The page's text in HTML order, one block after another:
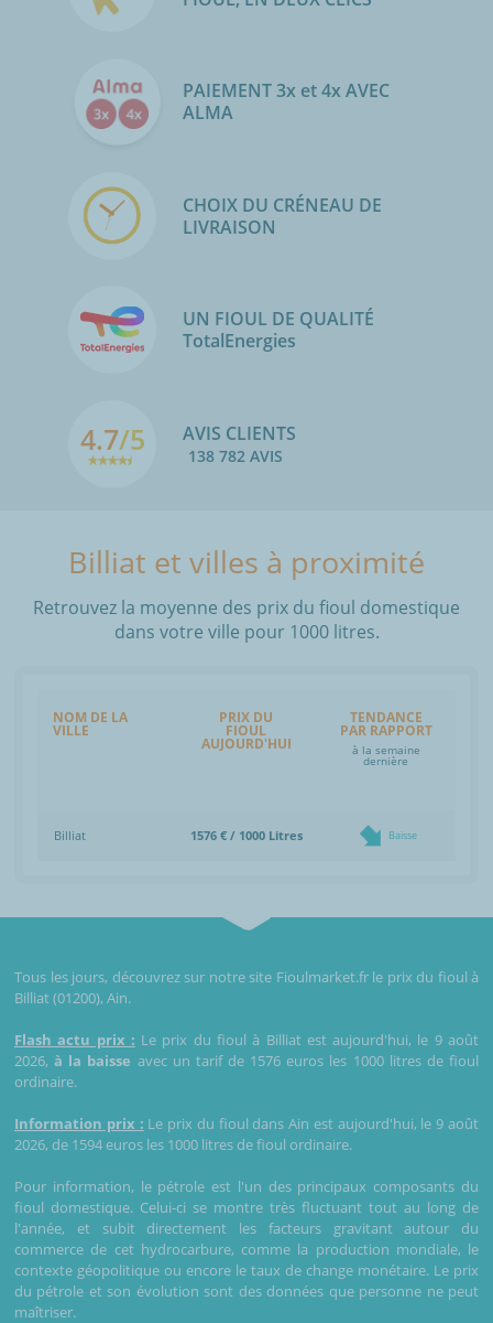
PAIEMENT 3x et 4x AVEC
ALMA
CHOIX DU CRÉNEAU DE
LIVRAISON
UN FIOUL DE QUALITÉ
TotalEnergies
4.7/5 AVIS CLIENTS
138 782 AVIS
Billiat et villes à proximité
Retrouvez la moyenne des prix du fioul domestique
dans votre ville pour 1000 litres.
NOM DE LA
VILLE
PRIX DU
FIOUL
AUJOURD'HUI
TENDANCE
PAR RAPPORT
à la semaine
dernière
Billiat 1576 € / 1000 Litres Baisse
Tous les jours, découvrez sur notre site Fioulmarket.fr le prix du fioul à
Billiat (01200), Ain.
Flash actu prix : Le prix du fioul à Billiat est aujourd'hui, le 9 août
2026,à la baisse avec un tarif de 1576 euros les 1000 litres de fioul
ordinaire.
Information prix : Le prix du fioul dans Ain est aujourd'hui, le 9 août
2026, de 1594 euros les 1000 litres de fioul ordinaire.
Pour information, le pétrole est l'un des principaux composants du
fioul domestique. Celui-ci se montre très fluctuant tout au long de
l'année, et subit directement les facteurs gravitant autour du
commerce de cet hydrocarbure, comme la production mondiale, le
contexte géopolitique ou encore le taux de change monétaire. Le prix
du pétrole et son évolution sont des données que personne ne peut
maîtriser.